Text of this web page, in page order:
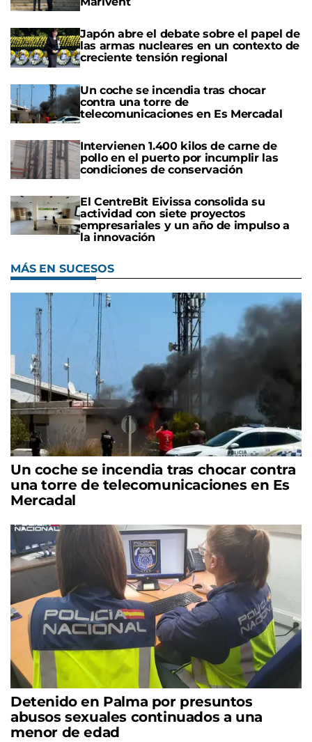
Japón abre el debate sobre el papel de
las armas nucleares en un contexto de
creciente tensión regional
Un coche se incendia tras chocar
contra una torre de
telecomunicaciones en Es Mercadal
Intervienen 1.400 kilos de carne de
pollo en el puerto por incumplir las
condiciones de conservación
El CentreBit Eivissa consolida su
actividad con siete proyectos
empresariales y un año de impulso a
la innovación
MÁS EN SUCESOS
Un coche se incendia tras chocar contra
una torre de telecomunicaciones en Es
Mercadal
Detenido en Palma por presuntos
abusos sexuales continuados a una
menor de edad